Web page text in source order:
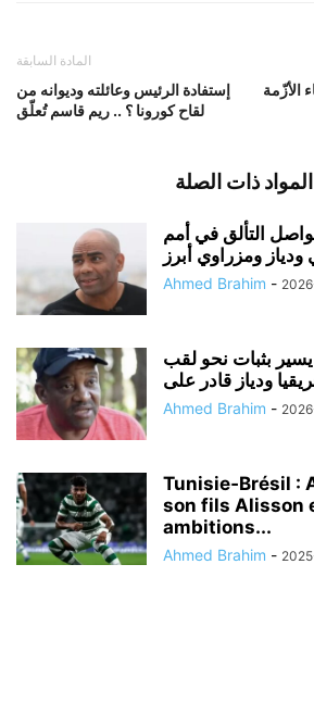
المادة السابقة
إستفادة الرئيس وعائلته وديوانه من
لقاح كورونا ؟ .. ريم قاسم تُعلّق
الأزّمة
المواد ذات الصلة
التألق في أمم
Ahmed Brahim -
بثبات نحو لقب
Ahmed Brahim -
Tunisie‑Brésil :
son fils Alisson
ambitions...
Ahmed Brahim -